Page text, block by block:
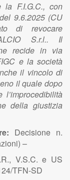
la F.I.G.C., con
9.6.2025 (CU
di revocare
S.r.l.. Il
recide in via
e la società
il vincolo di
il quale dopo
l’improcedibilità
della giustizia
Decisione n.
–
V.S.C. e US
TFN-SD